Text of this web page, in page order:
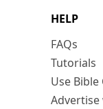
HELP
FAQs
Tutorials
Use
Advertise